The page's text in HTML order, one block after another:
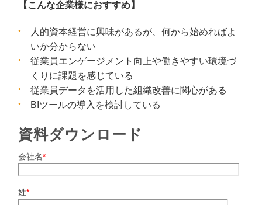
【こんな企業様におすすめ】
人的資本経営に興味があるが、何から始めればよ
いか分からない
従業員エンゲージメント向上や働きやすい環境づ
くりに課題を感じている
従業員データを活用した組織改善に関心がある
BIツールの導入を検討している
資料ダウンロード
会社名*
姓*